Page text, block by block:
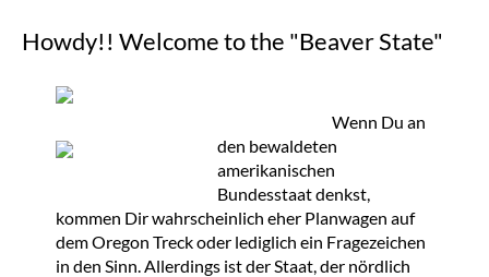
Howdy!! Welcome to the "Beaver State"
Wenn Du an
den bewaldeten
amerikanischen
Bundesstaat denkst,
kommen Dir wahrscheinlich eher Planwagen auf
dem Oregon Treck oder lediglich ein Fragezeichen
in den Sinn. Allerdings ist der Staat, der nördlich